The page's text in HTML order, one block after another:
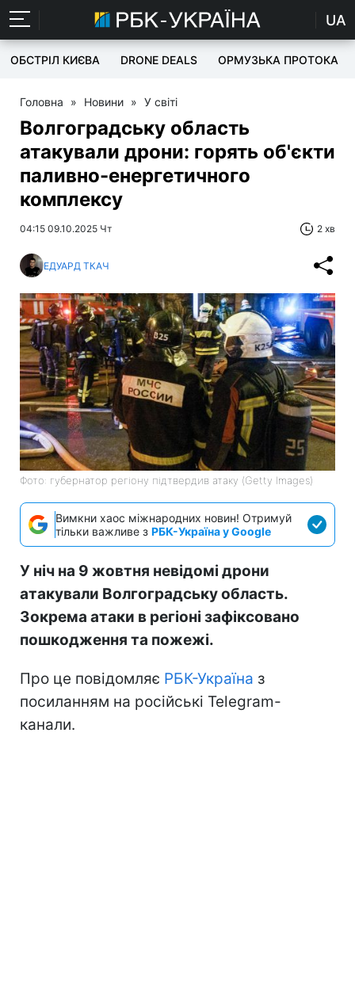
UA
ОБСТРІЛ КИЄВА DRONE DEALS ОРМУЗЬКА ПРОТОКА
Головна » Новини » У світі
Волгоградську область
атакували дрони: горять об'єкти
паливно-енергетичного
комплексу
04:15 09.10.2025 Чт 2 хв
ЕДУАРД ТКАЧ
Фото: губернатор регіону підтвердив атаку (Getty Images)
Вимкни хаос міжнародних новин! Отримуй
тільки важливе з РБК-Україна у Google
У ніч на 9 жовтня невідомі дрони
атакували Волгоградську область.
Зокрема атаки в регіоні зафіксовано
пошкодження та пожежі.
Про це повідомляє РБК-Україна з
посиланням на російські Telegram-
канали.